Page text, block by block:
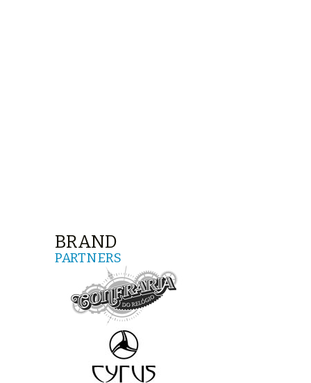
BRAND
PARTNERS